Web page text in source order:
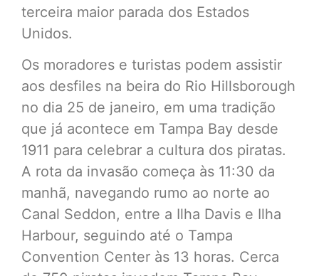
terceira maior parada dos Estados
Unidos.
Os moradores e turistas podem assistir
aos desfiles na beira do Rio Hillsborough
no dia 25 de janeiro, em uma tradição
que já acontece em Tampa Bay desde
1911 para celebrar a cultura dos piratas.
A rota da invasão começa às 11:30 da
manhã, navegando rumo ao norte ao
Canal Seddon, entre a Ilha Davis e Ilha
Harbour, seguindo até o Tampa
Convention Center às 13 horas. Cerca